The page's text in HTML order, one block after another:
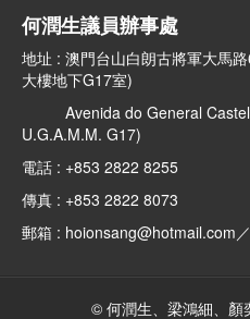
何潤生議員辦事處
地址 : 澳門台山白朗古將軍大馬
大樓地下G17室)
Avenida do General
U.G.A.M.M. G17)
電話 : +853 2822 8255
傳真 : +853 2822 8073
郵箱 : hoionsang@hotmail.com
© 何潤生、梁鴻細、顏